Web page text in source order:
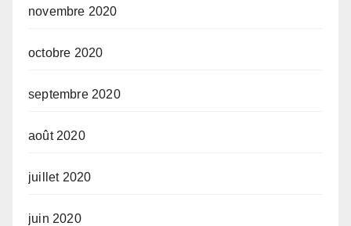
novembre 2020
octobre 2020
septembre 2020
août 2020
juillet 2020
juin 2020